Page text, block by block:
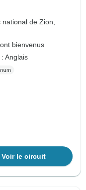
national de Zion,
bienvenus
Anglais
Voir le circuit